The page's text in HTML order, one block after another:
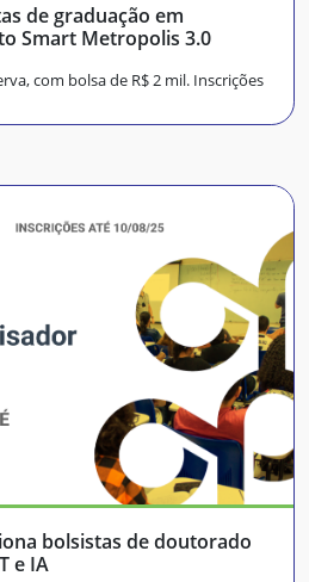
de graduação em
Smart Metropolis 3.0
com bolsa de R$ 2 mil. Inscrições
bolsistas de doutorado
e IA